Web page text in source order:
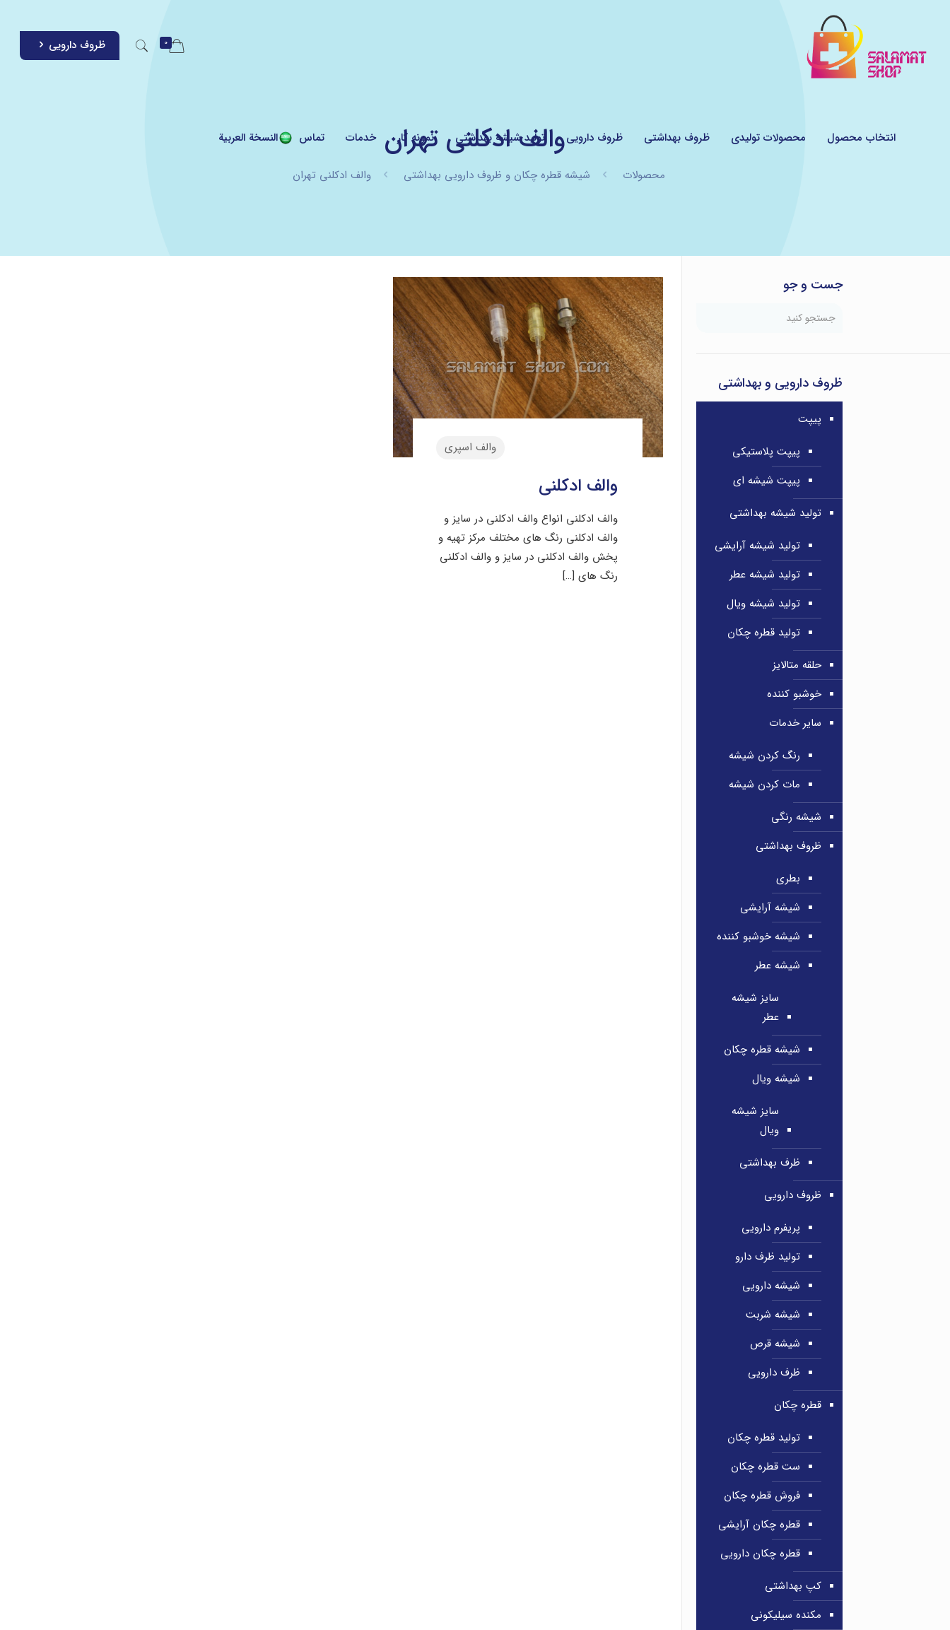
انتخاب محصول محصولات تولیدی ظروف بهداشتی ظروف دارویی تولید شیشه بهداشتی نمونه کار خدمات تماس النسخة العربية
0 ظروف دارویی
والف ادکلنی تهران
محصولات شیشه قطره چکان و ظروف دارویی بهداشتی والف ادکلنی تهران
والف اسپری
والف ادکلنی
والف ادکلنی انواع والف ادکلنی در سایز و
والف ادکلنی رنگ های مختلف مرکز تهیه و
پخش والف ادکلنی در سایز و والف ادکلنی
رنگ های […]
جست و جو
ظروف دارویی و بهداشتی
پیپت
پیپت پلاستیکی
پیپت شیشه ای
تولید شیشه بهداشتی
تولید شیشه آرایشی
تولید شیشه عطر
تولید شیشه ویال
تولید قطره چکان
حلقه متالایز
خوشبو کننده
سایر خدمات
رنگ کردن شیشه
مات کردن شیشه
شیشه رنگی
ظروف بهداشتی
بطری
شیشه آرایشی
شیشه خوشبو کننده
شیشه عطر
سایز شیشه
عطر
شیشه قطره چکان
شیشه ویال
سایز شیشه
ویال
ظرف بهداشتی
ظروف دارویی
پریفرم دارویی
تولید ظرف دارو
شیشه دارویی
شیشه شربت
شیشه قرص
ظرف دارویی
قطره چکان
تولید قطره چکان
ست قطره چکان
فروش قطره چکان
قطره چکان آرایشی
قطره چکان دارویی
کپ بهداشتی
مکنده سیلیکونی